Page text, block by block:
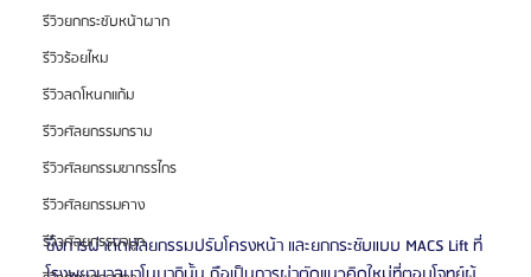
รีวิวยกกระชับหน้าผาก
รีวิวร้อยไหม
รีวิวลดโหนกแก้ม
รีวิวศัลยกรรมกราม
รีวิวศัลยกรรมขากรรไกร
รีวิวศัลยกรรมคาง
รีวิวศัลยกรรมจมูก
ซึ่งการผ่าตัดศัลยกรรมปรับโครงหน้า และยกกระชับแบบ MACS Lift ที่